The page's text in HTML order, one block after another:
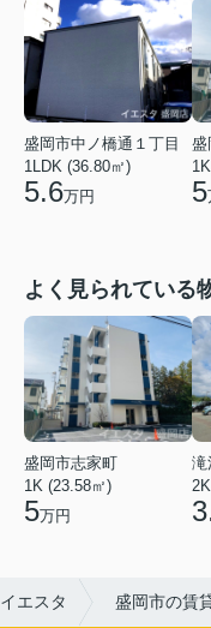
盛岡市中ノ橋通１丁目
1LDK (36.80㎡)
5.6万円
盛
5
よく見られている
盛岡市志家町
1K (23.58㎡)
5万円
滝
エスタ 盛岡市の賃